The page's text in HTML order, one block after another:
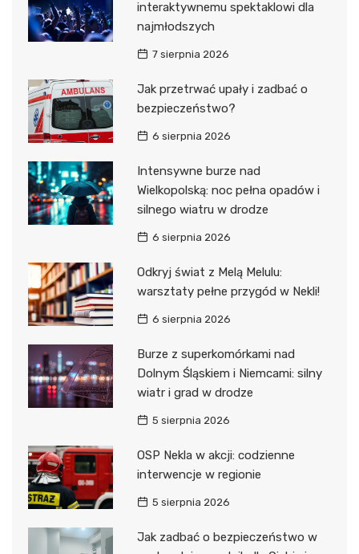
interaktywnemu spektaklowi dla
najmłodszych
7 sierpnia 2026
Jak przetrwać upały i zadbać o
bezpieczeństwo?
6 sierpnia 2026
Intensywne burze nad
Wielkopolską: noc pełna opadów i
silnego wiatru w drodze
6 sierpnia 2026
Odkryj świat z Melą Melulu:
warsztaty pełne przygód w Nekli!
6 sierpnia 2026
Burze z superkomórkami nad
Dolnym Śląskiem i Niemcami: silny
wiatr i grad w drodze
5 sierpnia 2026
OSP Nekla w akcji: codzienne
interwencje w regionie
5 sierpnia 2026
Jak zadbać o bezpieczeństwo w